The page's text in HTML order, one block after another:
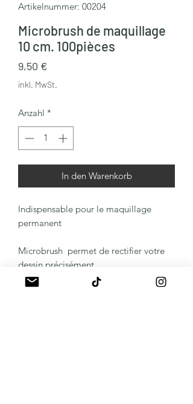
Artikelnummer: 00204
Microbrush de maquillage
10 cm. 100pièces
9,50 €Preis
inkl. MwSt.
Anzahl *
In den Warenkorb
Indispensable pour le maquillage
permanent
Microbrush permet de rectifier votre
dessin précisément